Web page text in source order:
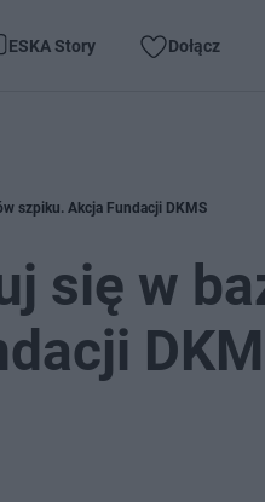
ESKA Story Dołącz
szpiku. Akcja Fundacji DKMS
się w